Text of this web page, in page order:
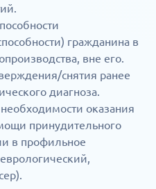
гражданина в
вне его.
снятия ранее
диагноза.
оказания
принудительного
в профильное